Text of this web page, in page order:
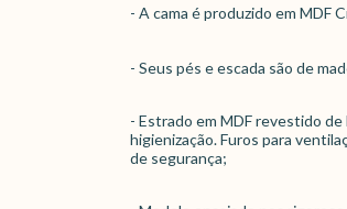
- A cama é produzido em MDF
- Seus pés e escada são de
- Estrado em MDF revestido
higienização. Furos para
de segurança;